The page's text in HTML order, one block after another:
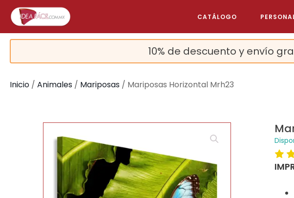
CATÁLOGO
10% de descuento y envío
Inicio / Animales / Mariposas / Mariposas Horizontal Mrh23